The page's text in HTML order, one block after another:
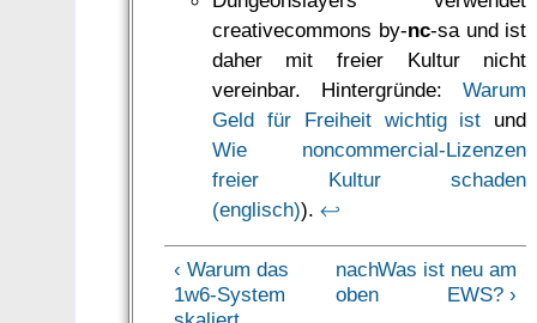
creativecommons by-nc-sa und ist
daher mit freier Kultur nicht
vereinbar. Hintergründe:Warum
Geld für Freiheit wichtig ist und
Wie noncommercial-Lizenzen
freier Kultur schaden
(englisch)). ↩
‹ Warum das
1w6-System
nach
oben
Was ist neu am
EWS? ›